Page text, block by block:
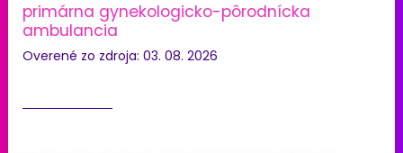
primárna gynekologicko-pôrodnícka
ambulancia
Overené zo zdroja: 03. 08. 2026